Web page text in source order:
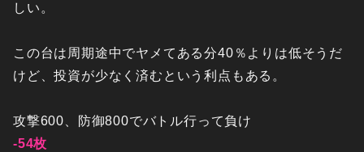
しい。
この台は周期途中でヤメてある分40％よりは低そうだ
けど、投資が少なく済むという利点もある。
攻撃600、防御800でバトル行って負け
-54枚